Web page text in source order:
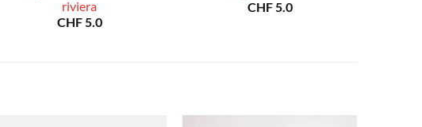
riviera
CHF5.0
CHF5.0